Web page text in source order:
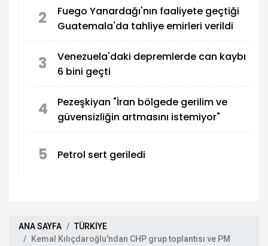
2
Fuego Yanardağı'nın faaliyete geçtiği
Guatemala'da tahliye emirleri verildi
3
Venezuela'daki depremlerde can kaybı
6 bini geçti
4
Pezeşkiyan "İran bölgede gerilim ve
güvensizliğin artmasını istemiyor"
5 Petrol sert geriledi
ANA SAYFA
TÜRKİYE
Kemal Kılıçdaroğlu'ndan CHP grup toplantısı ve PM